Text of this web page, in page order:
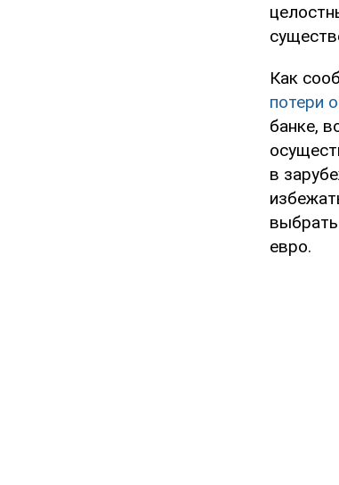
Как
потери
банке,
в
евро.